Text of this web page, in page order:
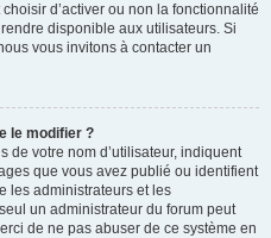
d’activer ou non la fonctionnalité
disponible aux utilisateurs. Si
vous invitons à contacter un
le modifier ?
de votre nom d’utilisateur, indiquent
que vous avez publié ou identifient
les administrateurs et les
un administrateur du forum peut
de ne pas abuser de ce système en